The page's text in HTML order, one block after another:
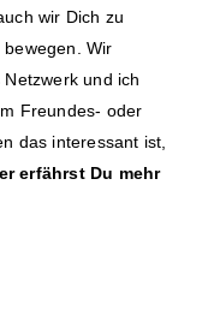
wir Dich zu
Wir
und ich
Freundes- oder
das interessant ist,
erfährst Du mehr